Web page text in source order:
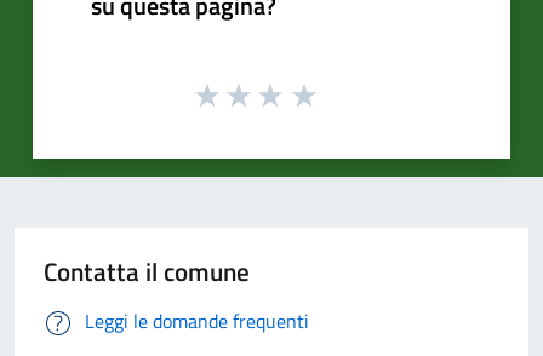
Contatta il comune
Leggi le domande frequenti